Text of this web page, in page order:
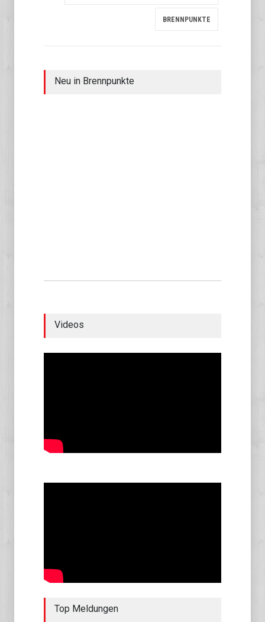
BRENNPUNKTE
Neu in Brennpunkte
Videos
Top Meldungen